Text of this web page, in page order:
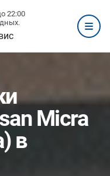
22:00
Micra
в